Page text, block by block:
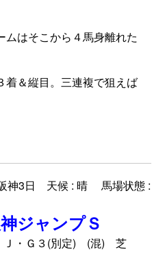
はそこから４馬身離れた
＆縦目。三連複で狙えば
神3日 天候 : 晴 馬場状態 :
ジャンプＳ
Ｊ・Ｇ３(別定) (混) 芝